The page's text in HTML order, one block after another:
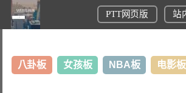
PTT网页版 站
八卦板 女孩板 NBA板 电影板